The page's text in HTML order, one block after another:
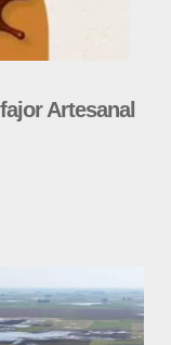
Artesanal